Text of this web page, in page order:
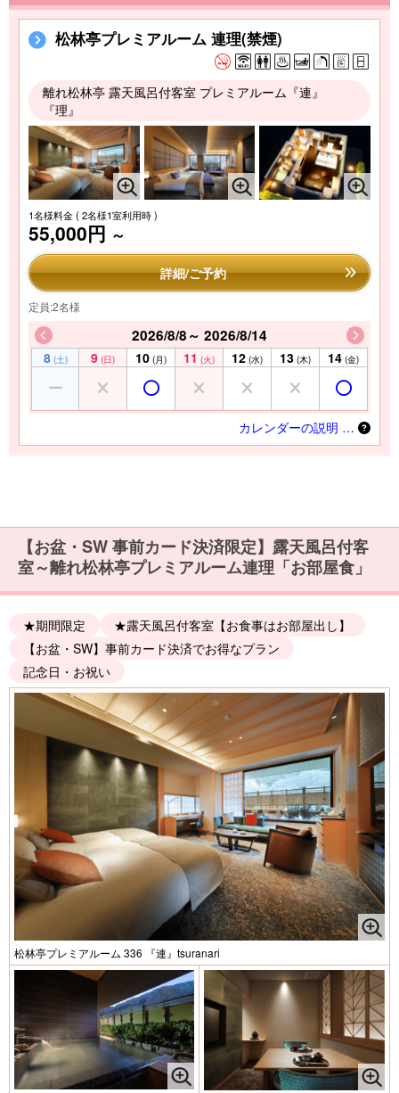
松林亭プレミアルーム 連理(禁煙)
離れ松林亭 露天風呂付客室 プレミアルーム『連』
『理』
1名様料金( 2名様1室利用時 )
55,000円 ～
詳細/ご予約
定員:2名様
2026/8/8～ 2026/8/14
8 (土) 9 (日) 10 (月) 11 (火) 12 (水) 13 (木) 14 (金)
カレンダーの説明 …
【お盆・SW 事前カード決済限定】露天風呂付客
室～離れ松林亭プレミアルーム連理「お部屋食」
★期間限定
★露天風呂付客室【お食事はお部屋出し】
【お盆・SW】事前カード決済でお得なプラン
記念日・お祝い
松林亭プレミアルーム 336 『連』tsuranari